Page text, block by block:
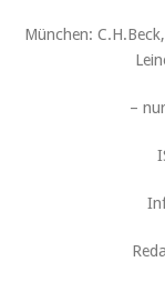
München:
–